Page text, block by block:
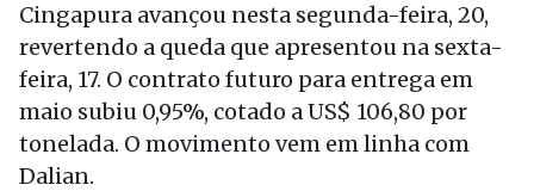
Cingapura avançou nesta segunda-feira, 20,
revertendo a queda que apresentou na sexta-
feira, 17. O contrato futuro para entrega em
maio subiu 0,95%, cotado a US$ 106,80 por
tonelada. O movimento vem em linha com
Dalian.